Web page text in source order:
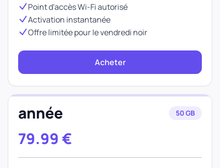
Point d'accès Wi-Fi autorisé
Activation instantanée
Offre limitée pour le vendredi noir
Acheter
année 50 GB
79.99 €